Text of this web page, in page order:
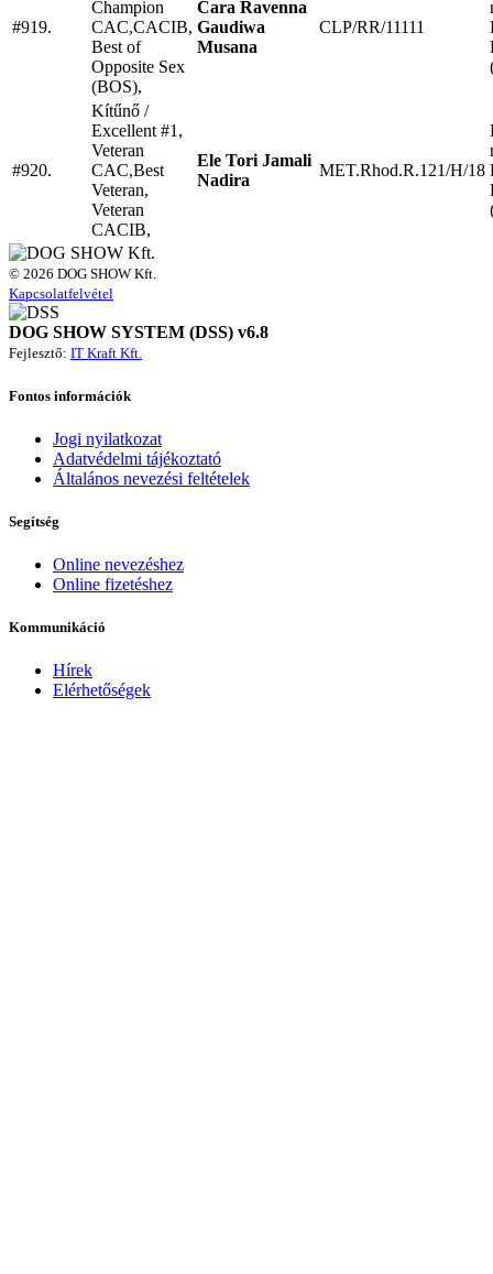
#919.
Champion
CAC,CACIB,
Best of
Opposite Sex
(BOS),
Cara Ravenna
Gaudiwa
Musana
CLP/RR/11111
#920.
Kítűnő /
Excellent #1,
Veteran
CAC,Best
Veteran,
Veteran
CACIB,
Ele Tori Jamali
Nadira
MET.Rhod.R.121/H/18
© 2026 DOG SHOW Kft.
Kapcsolatfelvétel
DOG SHOW SYSTEM (DSS) v6.8
Fejlesztő: IT Kraft Kft.
Fontos információk
Jogi nyilatkozat
Adatvédelmi tájékoztató
Általános nevezési feltételek
Segítség
Online nevezéshez
Online fizetéshez
Kommunikáció
Hírek
Elérhetőségek